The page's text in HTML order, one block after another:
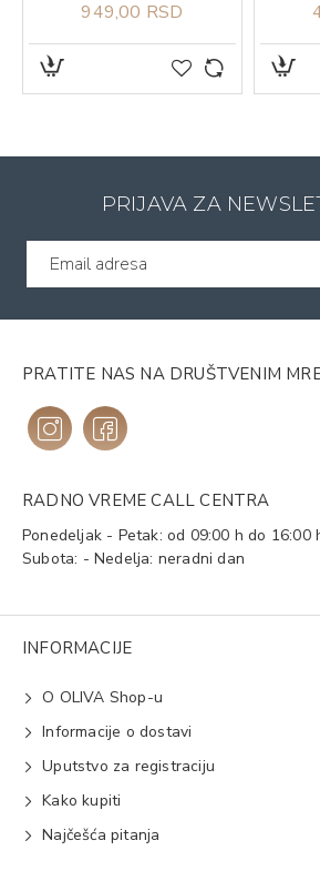
949,00 RSD
PRIJAVA ZA
PRATITE NAS NA DRUŠTVENIM
RADNO VREME CALL CENTRA
Ponedeljak - Petak: od 09:00 h do 16:00
Subota: - Nedelja: neradni dan
INFORMACIJE
O OLIVA Shop-u
Informacije o dostavi
Uputstvo za registraciju
Kako kupiti
Najčešća pitanja